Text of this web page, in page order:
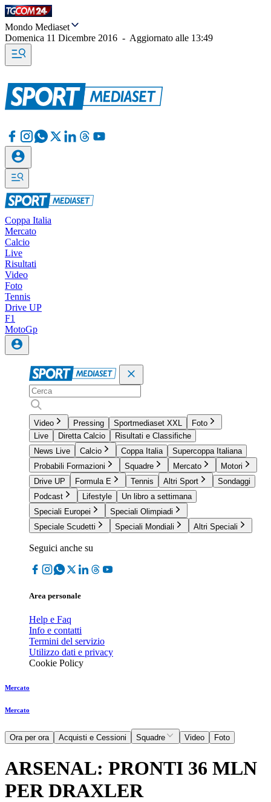
Mondo Mediaset
Domenica 11 Dicembre 2016 - Aggiornato alle 13:49
Coppa Italia
Mercato
Calcio
Live
Risultati
Video
Foto
Tennis
Drive UP
F1
MotoGp
Video Pressing Sportmediaset XXL
Foto
Live
Diretta Calcio
Risultati e Classifiche
News Live
Calcio Coppa Italia
Supercoppa Italiana
Probabili Formazioni
Squadre Mercato
Motori
Drive UP
Formula E Tennis Altri Sport
Sondaggi
Podcast
Lifestyle
Un libro a settimana
Speciali Europei
Speciali Olimpiadi
Speciale Scudetti
Speciali Mondiali Altri Speciali
Seguici anche su
Area personale
Help e Faq
Info e contatti
Termini del servizio
Utilizzo dati e privacy
Cookie Policy
Mercato
Mercato
Ora per ora Acquisti e Cessioni Squadre Video Foto
ARSENAL: PRONTI 36 MLN
PER DRAXLER